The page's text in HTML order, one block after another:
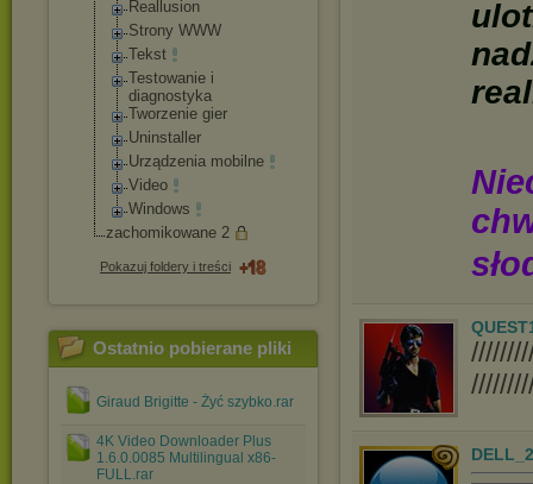
Reallusion
Strony WWW
Tekst
Testowanie i
diagnostyka
Tworzenie gier
Uninstaller
Urządzenia mobilne
Video
Windows
zachomikowane 2
Pokazuj foldery i treści
Ostatnio pobierane pliki
Giraud Brigitte - Żyć szybko.rar
4K Video Downloader Plus
1.6.0.0085 Multilingual x86-
FULL.rar